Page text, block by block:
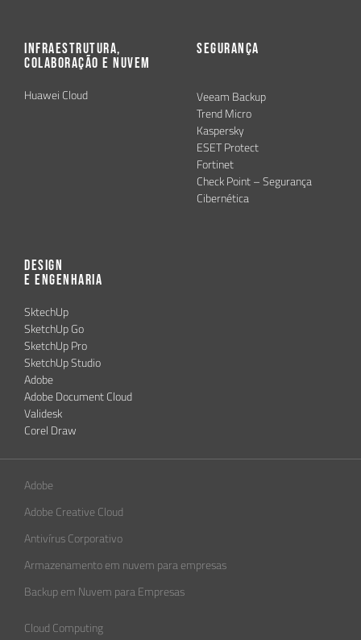
Infraestrutura,
Colaboração e Nuvem
Huawei Cloud
Segurança
Veeam Backup
Trend Micro
Kaspersky
ESET Protect
Fortinet
Check Point – Segurança
Cibernética
Design
e Engenharia
SktechUp
SketchUp Go
SketchUp Pro
SketchUp Studio
Adobe
Adobe Document Cloud
Validesk
Corel Draw
Adobe
Adobe Creative Cloud
Antivírus Corporativo
Armazenamento em nuvem para empresas
Backup em Nuvem para Empresas
Cloud Computing